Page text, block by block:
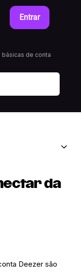
Entrar
básicas de conta
da
Deezer são